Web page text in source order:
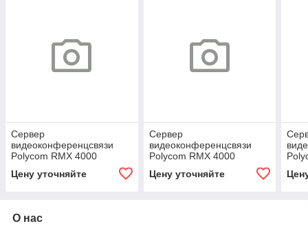
Сервер
видеоконференцсвязи
Polycom RMX 4000
Цену уточняйте
Сервер
видеоконференцсвязи
Polycom RMX 4000
Цену уточняйте
О нас